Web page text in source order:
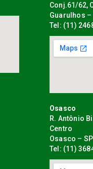
Conj.61/62,
Guarulhos –
Tel: (11)
Osasco
R. Antônio
Centro
Osasco –
Tel: (11)